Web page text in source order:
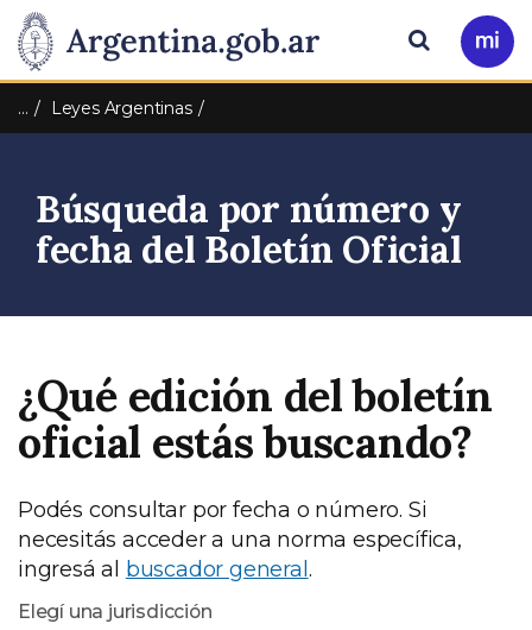
Presidencia
de
Nación
Pasar al contenido principal
Ir
a
Buscar
… Leyes Argentinas
Búsqueda por número y
fecha del Boletín Oficial
¿Qué edición del boletín
oficial estás buscando?
Podés consultar por fecha o número. Si
necesitás acceder a una norma específica,
ingresá al buscador general .
Elegí una jurisdicción